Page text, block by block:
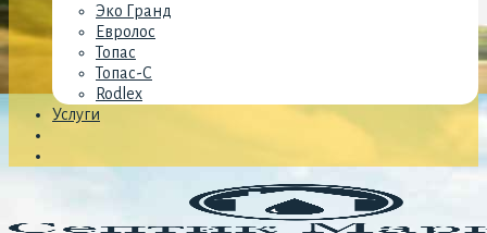
Эко Гранд
Евролос
Топас
Топас-С
Rodlex
Услуги